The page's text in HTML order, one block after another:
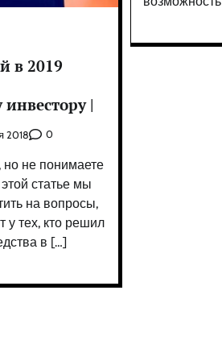
в 2019
|
2018 0
но не понимаете
статье мы
на вопросы,
у тех, кто решил
в […]